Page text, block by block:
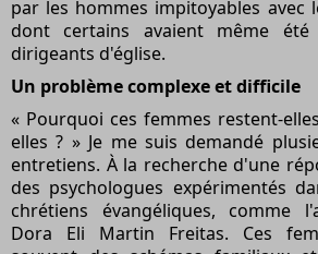
par les hommes impitoyables avec
dont certains avaient même
dirigeants d'église.
Un problème complexe et difficile
« Pourquoi ces femmes restent-
elles ? » Je me suis demandé
entretiens. À la recherche d'une
des psychologues expérimentés
chrétiens évangéliques, comme
Dora Eli Martin Freitas. Ces